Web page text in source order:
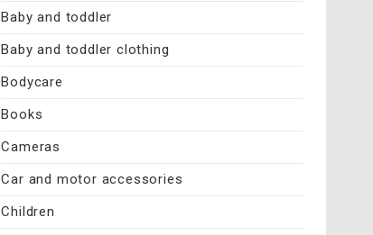
Baby and toddler
Baby and toddler clothing
Bodycare
Books
Cameras
Car and motor accessories
Children